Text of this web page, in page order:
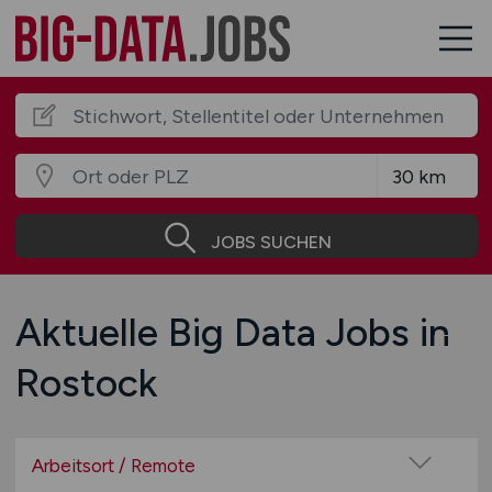
JOBS SUCHEN
Aktuelle Big Data Jobs in
Rostock
Arbeitsort / Remote